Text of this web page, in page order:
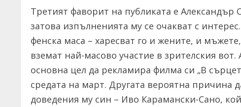
Третият фаворит на публиката е
затова изпълненията му се очакват с
фенска маса – харесват го и жените, и
вземат най-масово участие в зрителския
основна цел да рекламира филма си „В
средата на март. Другата вероятна причина
доведения му син – Иво Карамански-Сано,